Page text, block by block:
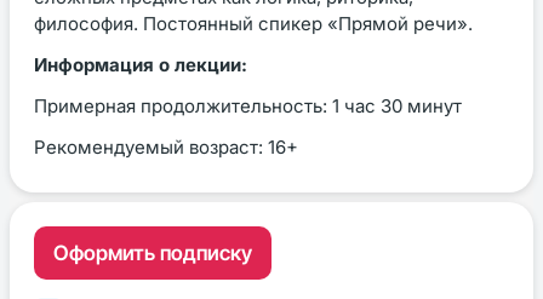
философия. Постоянный спикер «Прямой речи».
Информация о лекции:
Примерная продолжительность: 1 час 30 минут
Рекомендуемый возраст: 16+
Оформить подписку